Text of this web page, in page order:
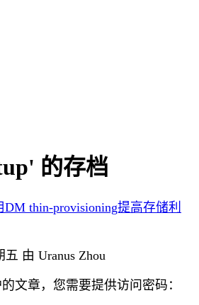
的存档
thin-provisioning提高存储利
五 由 Uranus Zhou
文章，您需要提供访问密码：